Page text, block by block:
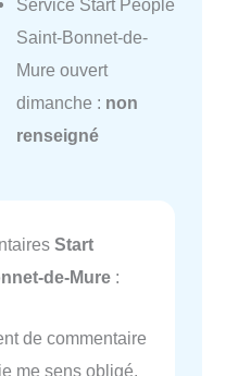
Service Start People
Saint-Bonnet-de-
Mure ouvert
dimanche : non
renseigné
Start
de-Mure :
de commentaire
me sens obligé.